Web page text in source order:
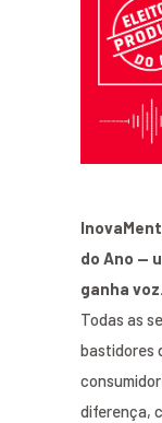
do Ano —
ganha voz.
Todas as
bastidores
diferença,